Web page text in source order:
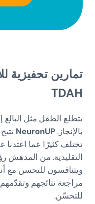
تمارين تحفيزية
TDAH
يتطلع الطفل مثل البالغ
بالإنجاز.NeuronUP تتيح
تختلف كثيرًا عما اعتدنا
التقليدية. من المدهش
ويتنافسون للتحسن مع
مراجعة نتائجهم
للتحسّن.